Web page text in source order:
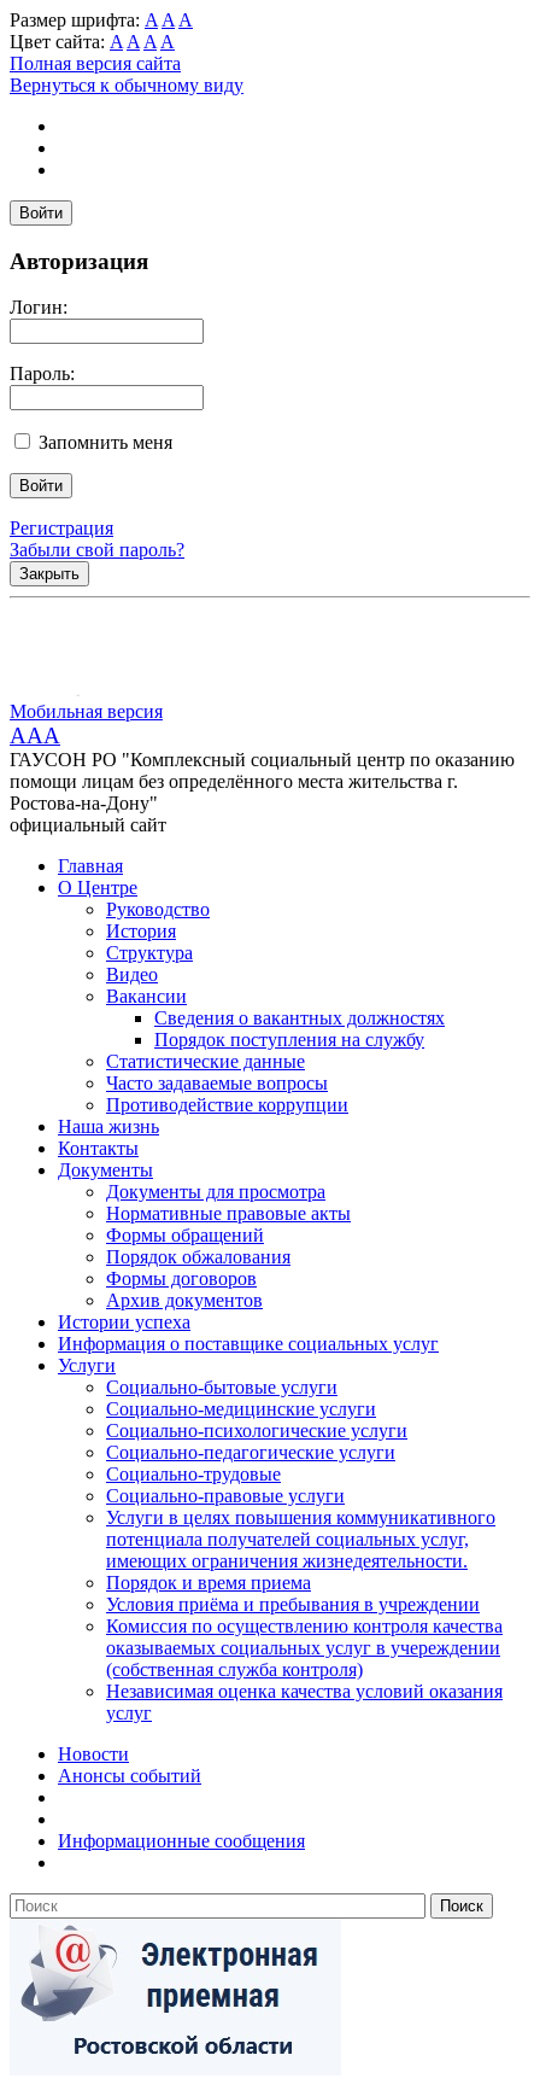
Размер шрифта: A A A
Цвет сайта: A A A A
Полная версия сайта
Вернуться к обычному виду
Войти
Авторизация
Логин:
Пароль:
Запомнить меня
Регистрация
Забыли свой пароль?
Закрыть
Мобильная версия
AAA
ГАУСОН РО "Комплексный социальный центр по оказанию
помощи лицам без определённого места жительства г.
Ростова-на-Дону"
официальный сайт
Главная
О Центре
Руководство
История
Структура
Видео
Вакансии
Сведения о вакантных должностях
Порядок поступления на службу
Статистические данные
Часто задаваемые вопросы
Противодействие коррупции
Наша жизнь
Контакты
Документы
Документы для просмотра
Нормативные правовые акты
Формы обращений
Порядок обжалования
Формы договоров
Архив документов
Истории успеха
Информация о поставщике социальных услуг
Услуги
Социально-бытовые услуги
Социально-медицинские услуги
Социально-психологические услуги
Социально-педагогические услуги
Социально-трудовые
Социально-правовые услуги
Услуги в целях повышения коммуникативного
потенциала получателей социальных услуг,
имеющих ограничения жизнедеятельности.
Порядок и время приема
Условия приёма и пребывания в учреждении
Комиссия по осуществлению контроля качества
оказываемых социальных услуг в учереждении
(собственная служба контроля)
Независимая оценка качества условий оказания
услуг
Новости
Анонсы событий
Информационные сообщения